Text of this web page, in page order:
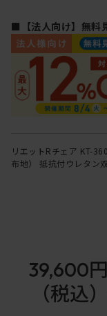
■【法人向け】無料
リエットRチェア KT-
布地） 抵抗付ウレタン
39,600
（税込